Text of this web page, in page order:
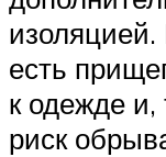
изоляцией.
есть
к одежде
риск